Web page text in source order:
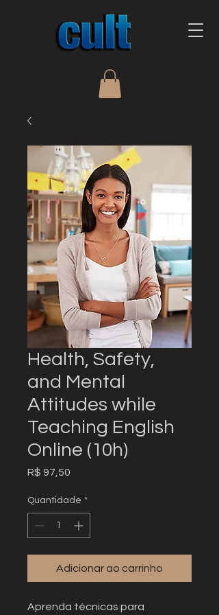
Health, Safety,
and Mental
Attitudes while
Teaching English
Online (10h)
R$ 97,50
Quantidade *
Adicionar ao carrinho
Aprenda técnicas para